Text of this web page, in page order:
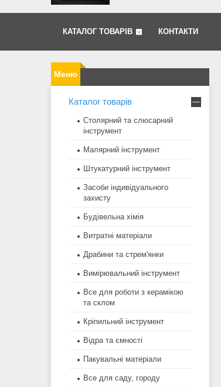
КАТАЛОГ ТОВАРІВ КОНТАКТИ
Каталог товарів
Столярний та слюсарний
інструмент
Малярний інструмент
Штукатурний інструмент
Засоби індивідуального
захисту
Будівельна хімія
Витратні матеріали
Драбини та стрем'янки
Вимірювальний інструмент
Все для роботи з керамікою
та склом
Кріпильний інструмент
Відра та ємності
Пакувальні матеріали
Все для саду, городу